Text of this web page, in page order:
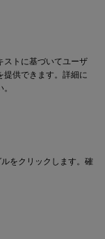
ストに基づいてユーザ
提供できます。詳細に
をクリックします。確